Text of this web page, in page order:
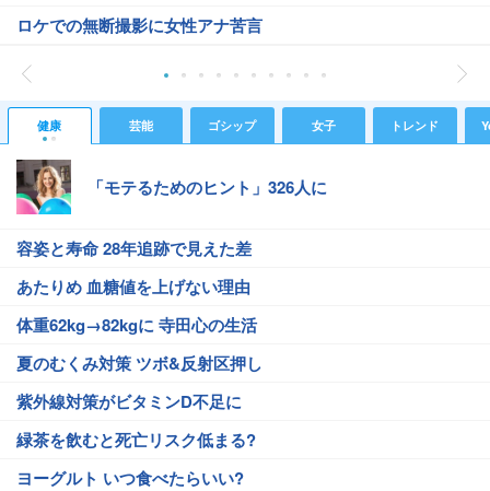
ロケでの無断撮影に女性アナ苦言
健康 芸能 ゴシップ 女子 トレンド
「モテるためのヒント」326人に
容姿と寿命 28年追跡で見えた差
あたりめ 血糖値を上げない理由
体重62kg→82kgに 寺田心の生活
夏のむくみ対策 ツボ&反射区押し
紫外線対策がビタミンD不足に
緑茶を飲むと死亡リスク低まる?
ヨーグルト いつ食べたらいい?